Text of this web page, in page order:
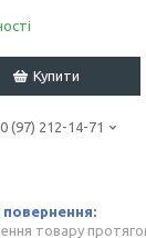
Купити
(97) 212-14-71
товару